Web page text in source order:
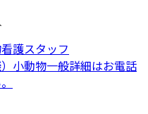
護スタッフ
小動物一般詳細はお電話